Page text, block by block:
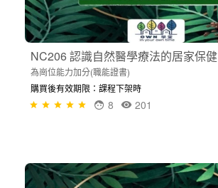
NC206 認識自然醫學療法的居家保健
為崗位能力加分(職能證書)
購買後有效期限：課程下架時
201
8